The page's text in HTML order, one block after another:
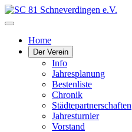
Home
Der Verein
Info
Jahresplanung
Bestenliste
Chronik
Städtepartnerschaften
Jahresturnier
Vorstand